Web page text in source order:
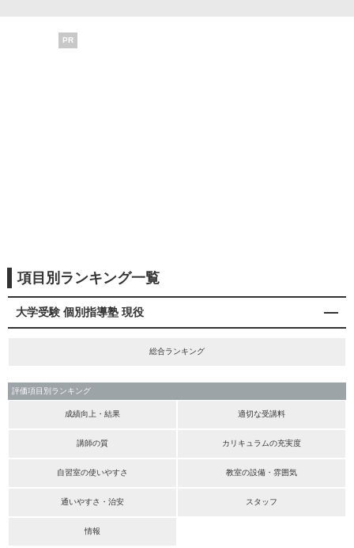
PR
項目別ランキング一覧
大学受験 個別指導塾 現役
総合ランキング
評価項目別ランキング
成績向上・結果 適切な受講料
講師の質 カリキュラムの充実度
自習室の使いやすさ 教室の設備・雰囲気
通いやすさ・治安 スタッフ
情報